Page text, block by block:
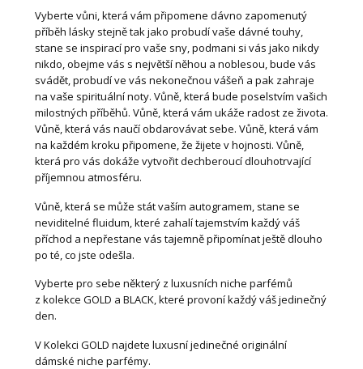
Vyberte vůni, která vám připomene dávno zapomenutý
příběh lásky stejně tak jako probudí vaše dávné touhy,
stane se inspirací pro vaše sny, podmani si vás jako nikdy
nikdo, obejme vás s největší něhou a noblesou, bude vás
svádět, probudí ve vás nekonečnou vášeň a pak zahraje
na vaše spirituální noty. Vůně, která bude poselstvím vašich
milostných příběhů. Vůně, která vám ukáže radost ze života.
Vůně, která vás naučí obdarovávat sebe. Vůně, která vám
na každém kroku připomene, že žijete v hojnosti. Vůně,
která pro vás dokáže vytvořit dechberoucí dlouhotrvající
příjemnou atmosféru.
Vůně, která se může stát vaším autogramem, stane se
neviditelné fluidum, které zahalí tajemstvím každý váš
příchod a nepřestane vás tajemně připomínat ještě dlouho
po té, co jste odešla.
Vyberte pro sebe některý z luxusních niche parfémů
z kolekce GOLD a BLACK, které provoní každý váš jedinečný
den.
V Kolekci GOLD najdete luxusní jedinečné originální
dámské niche parfémy.